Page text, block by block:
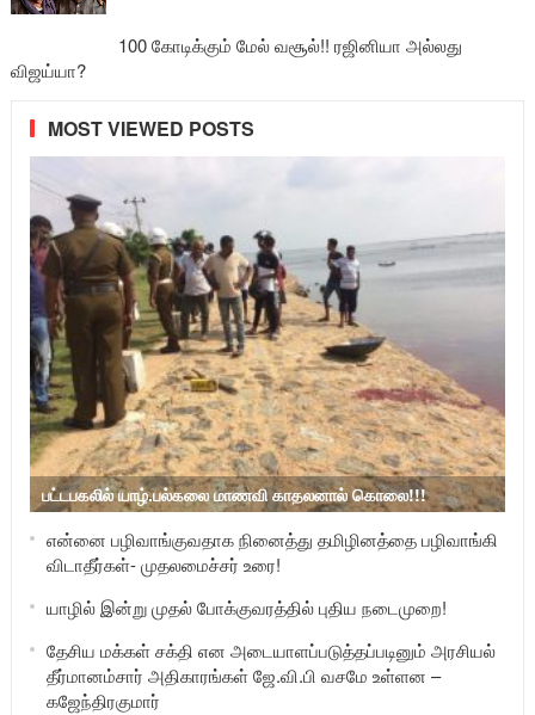
100 கோடிக்கும் மேல் வசூல்!! ரஜினியா அல்லது
விஜய்யா?
MOST VIEWED POSTS
பட்டபகலில் யாழ்.பல்கலை மாணவி காதலனால் கொலை!!!
என்னை பழிவாங்குவதாக நினைத்து தமிழினத்தை பழிவாங்கி
விடாதீர்கள்- முதலமைச்சர் உரை!
யாழில் இன்று முதல் போக்குவரத்தில் புதிய நடைமுறை!
தேசிய மக்கள் சக்தி என அடையாளப்படுத்தப்படினும் அரசியல்
தீர்மானம்சார் அதிகாரங்கள் ஜே.வி.பி வசமே உள்ளன –
கஜேந்திரகுமார்